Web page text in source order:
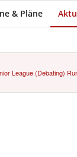
& Pläne
League (Debating)